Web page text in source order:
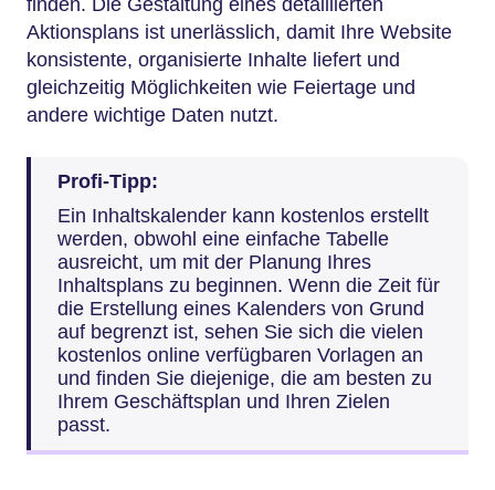
finden. Die Gestaltung eines detaillierten
Aktionsplans ist unerlässlich, damit Ihre Website
konsistente, organisierte Inhalte liefert und
gleichzeitig Möglichkeiten wie Feiertage und
andere wichtige Daten nutzt.
Profi-Tipp:
Ein Inhaltskalender kann kostenlos erstellt
werden, obwohl eine einfache Tabelle
ausreicht, um mit der Planung Ihres
Inhaltsplans zu beginnen. Wenn die Zeit für
die Erstellung eines Kalenders von Grund
auf begrenzt ist, sehen Sie sich die vielen
kostenlos online verfügbaren Vorlagen an
und finden Sie diejenige, die am besten zu
Ihrem Geschäftsplan und Ihren Zielen
passt.